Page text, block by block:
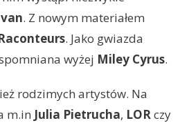
. Z nowym materiałem
. Jako gwiazda
wyżej Miley Cyrus.
rodzimych artystów. Na
m.in Julia Pietrucha, LORczy